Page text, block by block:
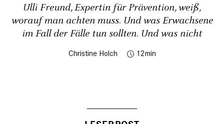
Ulli Freund, Expertin für Prävention, weiß,
worauf man achten muss. Und was Erwachsene
im Fall der Fälle tun sollten. Und was nicht
Christine Holch 12